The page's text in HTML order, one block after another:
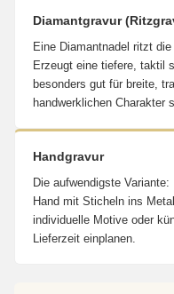
Diamantgravur
Eine Diamantnadel ritzt
Erzeugt eine tiefere, taktil
besonders gut für breite,
handwerklichen Charakter
Handgravur
Die aufwendigste
Hand mit Sticheln ins
individuelle Motive oder
Lieferzeit einplanen.